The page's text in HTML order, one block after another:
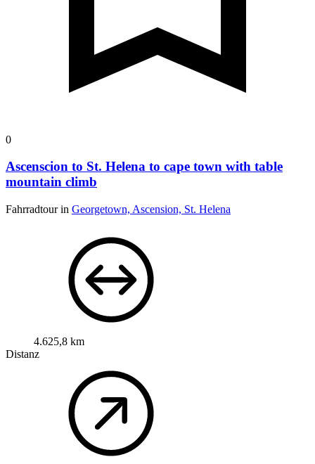
0
Ascenscion to St. Helena to cape town with table
mountain climb
Fahrradtour in Georgetown, Ascension, St. Helena
4.625,8 km
Distanz